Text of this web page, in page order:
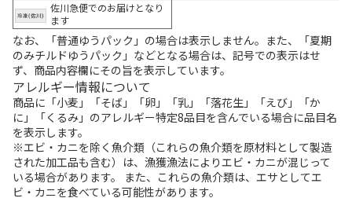
佐川急便でのお届けとなり
ます
なお、「普通ゆうパック」の場合は表示しません。また、「夏期
のみチルドゆうパック」などとなる場合は、記号での表示はせ
ず、商品内容欄にその旨を表示しています。
アレルギー情報について
商品に「小麦」「そば」「卵」「乳」「落花生」「えび」「か
に」「くるみ」のアレルギー特定8品目を含んでいる場合に品目名
を表示します。
※エビ・カニを除く魚介類（これらの魚介類を原材料として製造
された加工品も含む）は、漁獲漁法によりエビ・カニが混じって
いる場合があります。 また、これらの魚介類は、エサとしてエ
ビ・カニを食べている可能性があります。